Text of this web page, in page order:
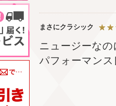
まさにクラシック
ニュージーな
パフォーマンス